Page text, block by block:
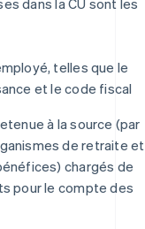
telles que le
et le code fiscal
à la source (par
de retraite et
chargés de
pour le compte des